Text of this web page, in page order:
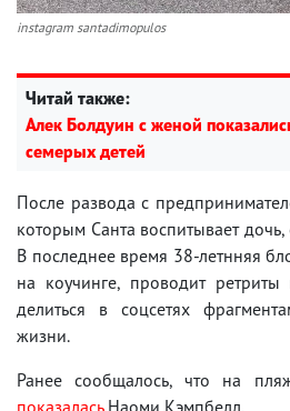
instagram santadimopulos
Читай также:
Алек Болдуин с женой
семерых детей
После развода с
которым Санта воспитывает
В последнее время 38-летнняя
на коучинге, проводит
делиться в соцсетях
жизни.
Ранее сообщалось, что на
показаласьНаоми Кэмпбелл.